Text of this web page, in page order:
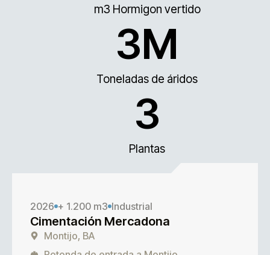
m3 Hormigon vertido
Toneladas de áridos
3M
Plantas
3
2026 + 1.200 m3 Industrial
Cimentación Mercadona
Montijo, BA